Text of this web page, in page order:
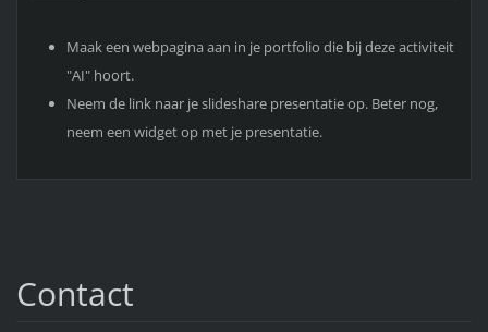
Maak een webpagina aan in je portfolio die bij deze activiteit
"AI" hoort.
Neem de link naar je slideshare presentatie op. Beter nog,
neem een widget op met je presentatie.
Contact